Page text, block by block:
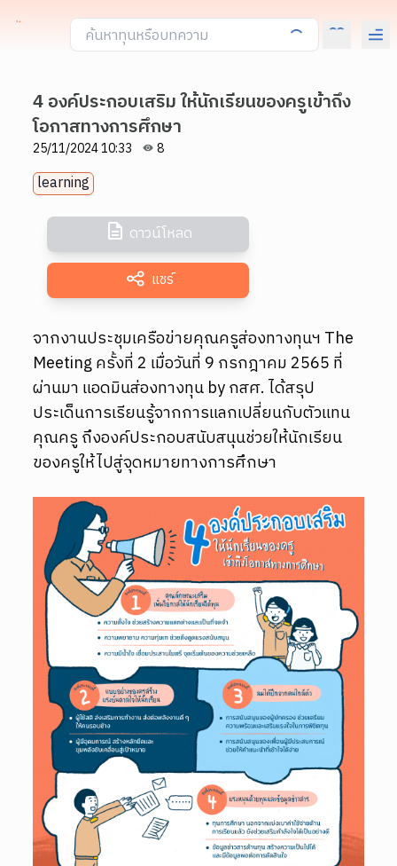
4 องค์ประกอบเสริม ให้นักเรียนของครูเข้าถึง
โอกาสทางการศึกษา
25/11/2024 10:33 8
learning
ดาวน์โหลด
แชร์
จากงานประชุมเครือข่ายคุณครูส่องทางทุนฯ The
Meeting ครั้งที่ 2 เมื่อวันที่ 9 กรกฎาคม 2565 ที่
ผ่านมา แอดมินส่องทางทุน by กสศ. ได้สรุป
ประเด็นการเรียนรู้จากการแลกเปลี่ยนกับตัวแทน
คุณครู ถึงองค์ประกอบสนับสนุนช่วยให้นักเรียน
ของครูให้ไปสู่จุดหมายทางการศึกษา